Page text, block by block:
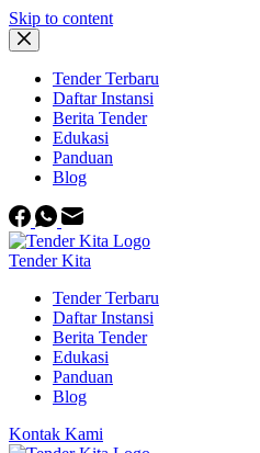
Skip to content
Tender Terbaru
Daftar Instansi
Berita Tender
Edukasi
Panduan
Blog
Tender Kita
Tender Terbaru
Daftar Instansi
Berita Tender
Edukasi
Panduan
Blog
Kontak Kami